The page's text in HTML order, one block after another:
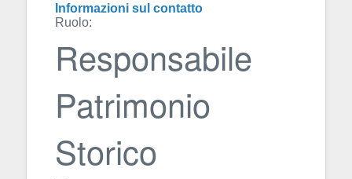
Informazioni sul contatto
Ruolo:
Responsabile
Patrimonio
Storico